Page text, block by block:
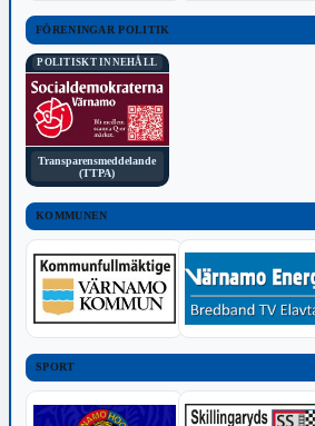
FÖRENINGAR POLITIK
POLITISKT INNEHÅLL
Transparensmeddelande
(TTPA)
KOMMUNEN
SPORT